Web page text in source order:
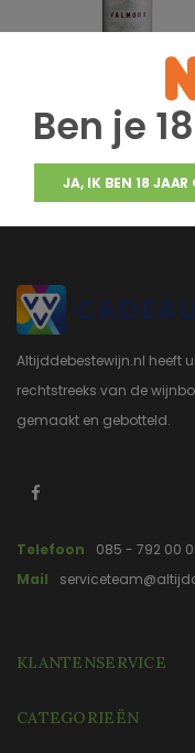
Ben je
JA, IK BEN 18 JAAR
Alvarez y Diez Valmoro
Verdejo DO
€8,22
Altijddebestewijn.nl heeft
rechtstreeks van de
gemaakt en gebotteld.
Telefoon
085 - 792 00
Mail
KLANTENSERVICE
CATEGORIEËN